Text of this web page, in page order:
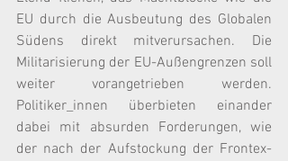
EU durch die Ausbeutung des Globalen
Südens direkt mitverursachen. Die
Militarisierung der EU-Außengrenzen soll
weiter vorangetrieben werden.
Politiker_innen überbieten einander
dabei mit absurden Forderungen, wie
der nach der Aufstockung der Frontex-